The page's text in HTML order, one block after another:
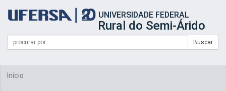
portal
UFERSA
UNIVERSIDADE FEDERAL
Rural do Semi-Árido
Formulário
Busca
Campo
de
Buscar
Início